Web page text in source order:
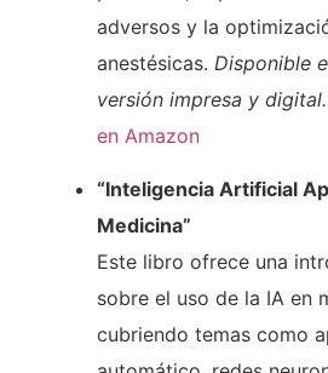
adversos y la
anestésicas. Disponible
versión impresa y digital.
en Amazon
“Inteligencia Artificial
Medicina”
Este libro ofrece una
sobre el uso de la IA en
cubriendo temas como